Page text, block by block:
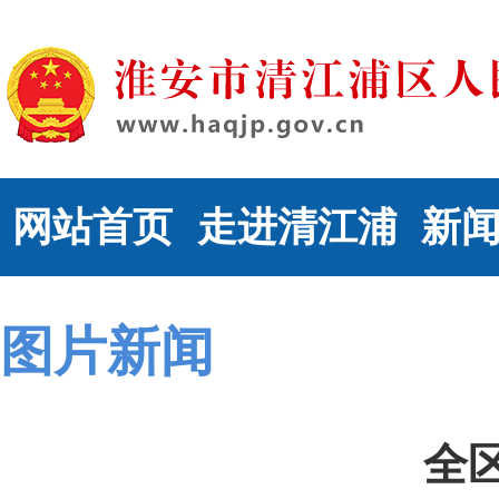
网站首页 走进清江浦 新
图片新闻
全